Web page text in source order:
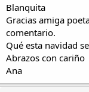
Blanquita
Gracias amiga
comentario.
Qué esta navidad
Abrazos con cariño
Ana